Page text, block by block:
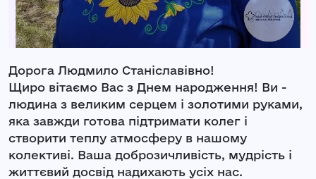
Дорога Людмило Станіславівно!
Щиро вітаємо Вас з Днем народження! Ви -
людина з великим серцем і золотими руками,
яка завжди готова підтримати колег і
створити теплу атмосферу в нашому
колективі. Ваша доброзичливість, мудрість і
життєвий досвід надихають усіх нас.